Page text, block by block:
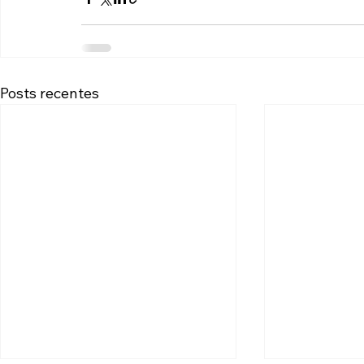
Posts recentes